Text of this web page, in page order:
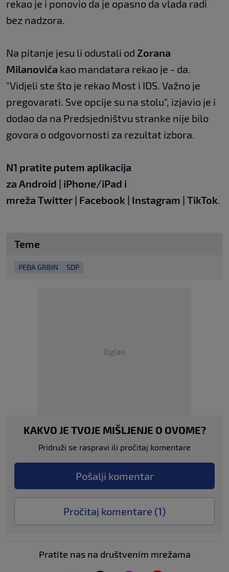
rekao je i ponovio da je opasno da vlada radi
bez nadzora.
Na pitanje jesu li odustali od Zorana
Milanovića kao mandatara rekao je - da.
"Vidjeli ste što je rekao Most i IDS. Važno je
pregovarati. Sve opcije su na stolu", izjavio je i
dodao da na Predsjedništvu stranke nije bilo
govora o odgovornosti za rezultat izbora.
N1 pratite putem aplikacija
za Android | iPhone/iPad i
mreža Twitter | Facebook | Instagram | TikTok
Teme
PEĐA GRBIN SDP
Oglas
KAKVO JE TVOJE MIŠLJENJE O OVOME?
Pridruži se raspravi ili pročitaj komentare
Pošalji komentar
Pročitaj komentare (1)
Pratite nas na društvenim mrežama